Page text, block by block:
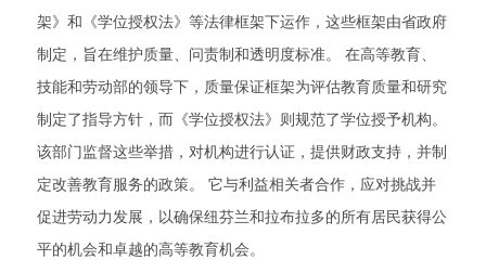
架》和《学位授权法》等法律框架下运作，这些框架由省政府
制定，旨在维护质量、问责制和透明度标准。 在高等教育、
技能和劳动部的领导下，质量保证框架为评估教育质量和研究
制定了指导方针，而《学位授权法》则规范了学位授予机构。
该部门监督这些举措，对机构进行认证，提供财政支持，并制
定改善教育服务的政策。 它与利益相关者合作，应对挑战并
促进劳动力发展，以确保纽芬兰和拉布拉多的所有居民获得公
平的机会和卓越的高等教育机会。